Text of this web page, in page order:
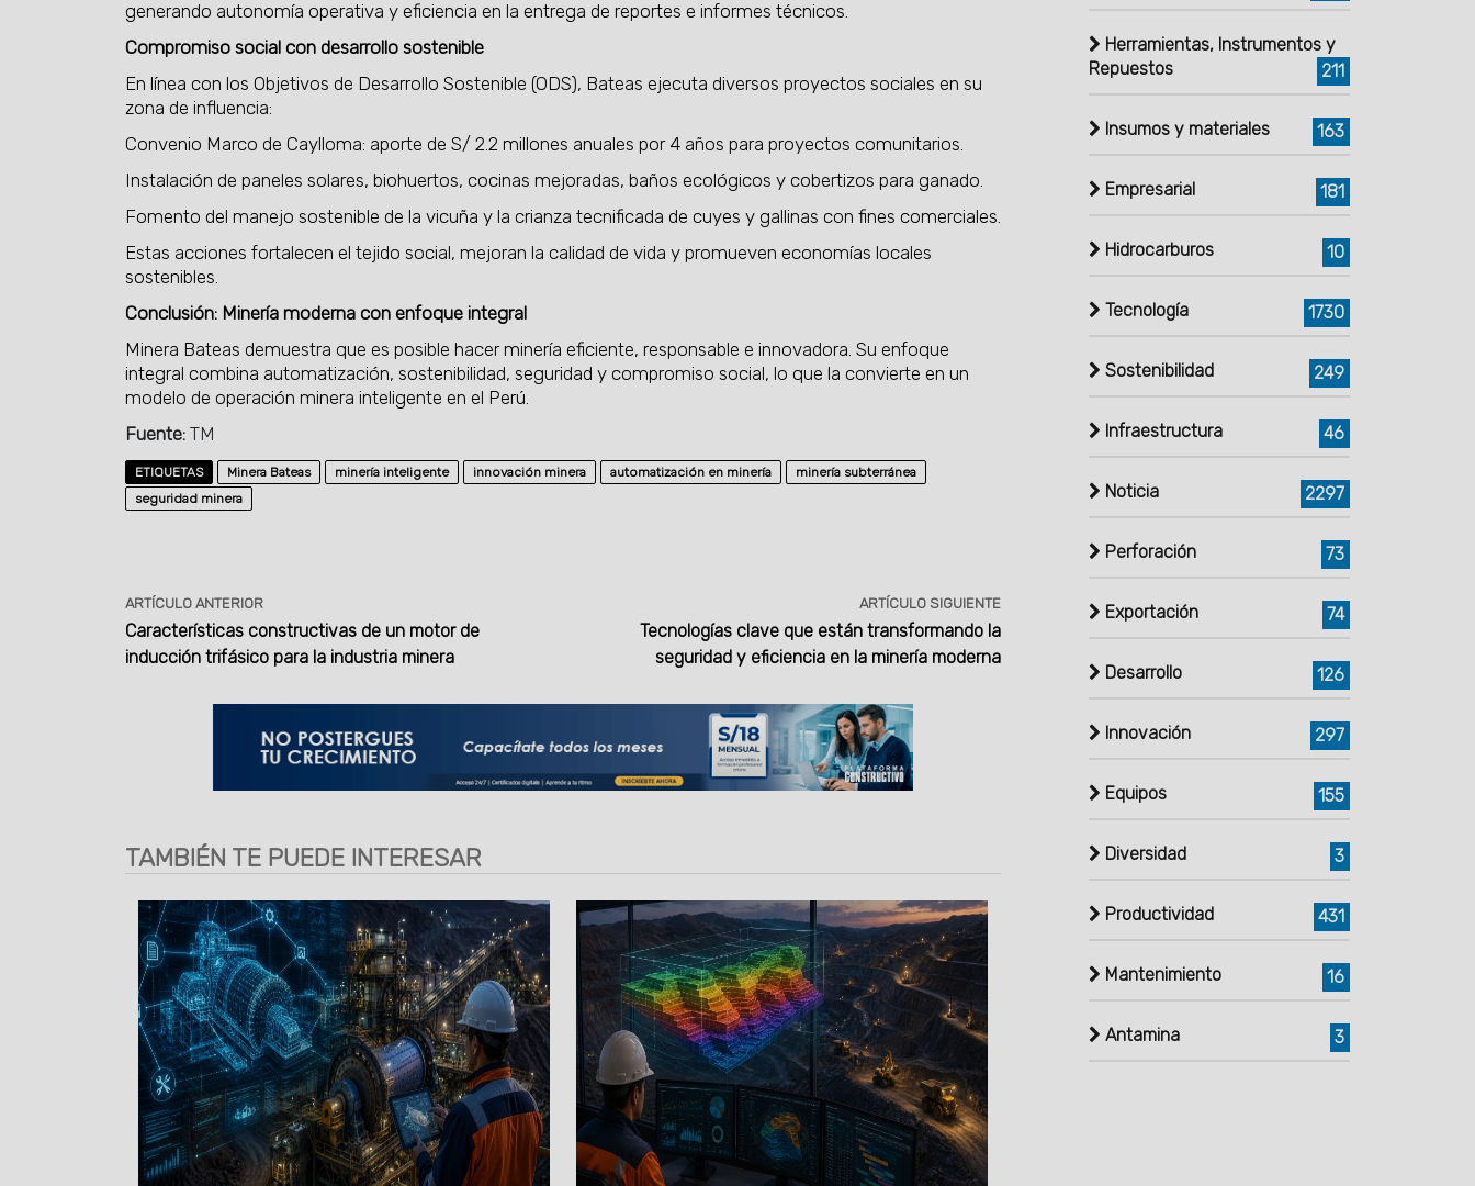
generando autonomía operativa y eficiencia en la entrega de reportes e informes técnicos.
Compromiso social con desarrollo sostenible
En línea con los Objetivos de Desarrollo Sostenible (ODS), Bateas ejecuta diversos proyectos sociales en su
zona de influencia:
Convenio Marco de Caylloma: aporte de S/ 2.2 millones anuales por 4 años para proyectos comunitarios.
Instalación de paneles solares, biohuertos, cocinas mejoradas, baños ecológicos y cobertizos para ganado.
Fomento del manejo sostenible de la vicuña y la crianza tecnificada de cuyes y gallinas con fines comerciales.
Estas acciones fortalecen el tejido social, mejoran la calidad de vida y promueven economías locales
sostenibles.
Conclusión: Minería moderna con enfoque integral
Minera Bateas demuestra que es posible hacer minería eficiente, responsable e innovadora. Su enfoque
integral combina automatización, sostenibilidad, seguridad y compromiso social, lo que la convierte en un
modelo de operación minera inteligente en el Perú.
Fuente: TM
ETIQUETAS Minera Bateas minería inteligente innovación minera automatización en minería
minería subterránea
seguridad minera
ARTÍCULO ANTERIOR
Características constructivas de un motor de
inducción trifásico para la industria minera
ARTÍCULO SIGUIENTE
Tecnologías clave que están transformando la
seguridad y eficiencia en la minería moderna
TAMBIÉN TE PUEDE INTERESAR
Herramientas, Instrumentos y
Repuestos
211
Insumos y materiales 163
Empresarial 181
Hidrocarburos 10
Tecnología 1730
Sostenibilidad 249
Infraestructura 46
Noticia 2297
Perforación 73
Exportación 74
Desarrollo 126
Innovación 297
Equipos 155
Diversidad 3
Productividad 431
Mantenimiento 16
Antamina 3